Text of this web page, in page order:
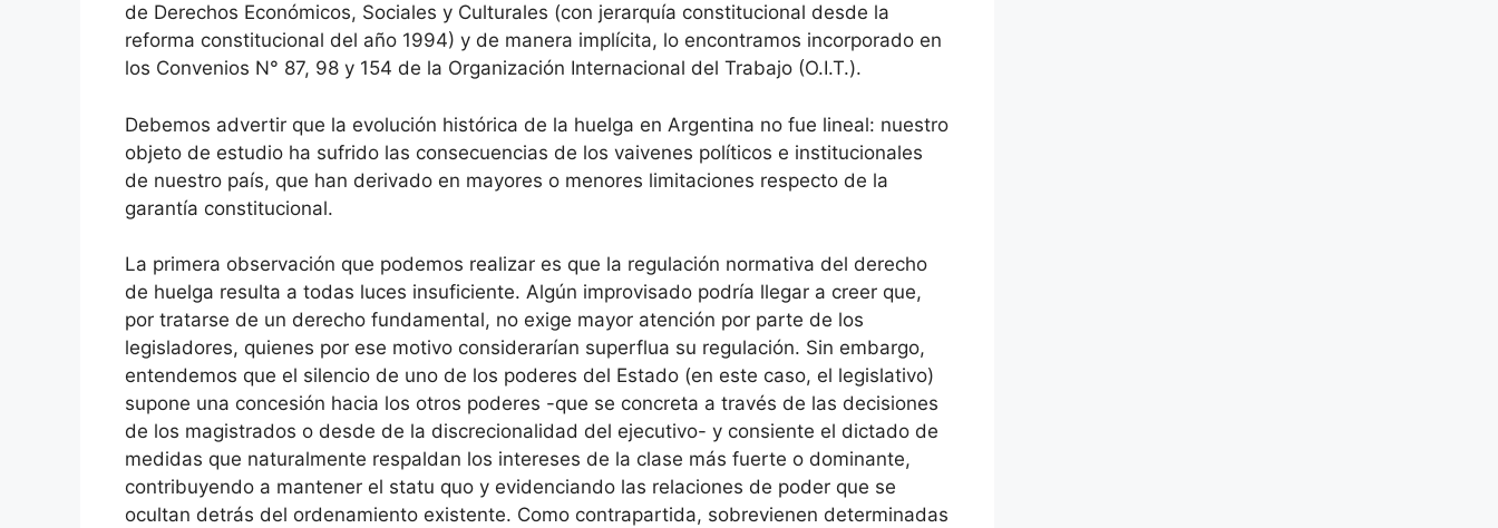
de Derechos Económicos, Sociales y Culturales (con jerarquía constitucional desde la
reforma constitucional del año 1994) y de manera implícita, lo encontramos incorporado en
los Convenios N° 87, 98 y 154 de la Organización Internacional del Trabajo (O.I.T.).
Debemos advertir que la evolución histórica de la huelga en Argentina no fue lineal: nuestro
objeto de estudio ha sufrido las consecuencias de los vaivenes políticos e institucionales
de nuestro país, que han derivado en mayores o menores limitaciones respecto de la
garantía constitucional.
La primera observación que podemos realizar es que la regulación normativa del derecho
de huelga resulta a todas luces insuficiente. Algún improvisado podría llegar a creer que,
por tratarse de un derecho fundamental, no exige mayor atención por parte de los
legisladores, quienes por ese motivo considerarían superflua su regulación. Sin embargo,
entendemos que el silencio de uno de los poderes del Estado (en este caso, el legislativo)
supone una concesión hacia los otros poderes -que se concreta a través de las decisiones
de los magistrados o desde de la discrecionalidad del ejecutivo- y consiente el dictado de
medidas que naturalmente respaldan los intereses de la clase más fuerte o dominante,
contribuyendo a mantener el statu quo y evidenciando las relaciones de poder que se
ocultan detrás del ordenamiento existente. Como contrapartida, sobrevienen determinadas